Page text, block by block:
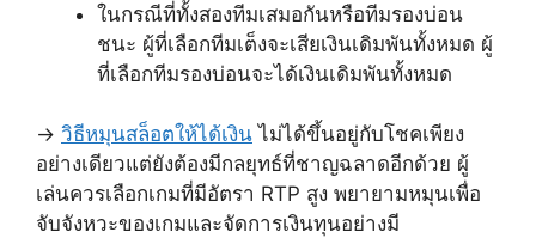
ในกรณีที่ทั้งสองทีมเสมอกันหรือทีมรองบ่อน
ชนะ ผู้ที่เลือกทีมเต็งจะเสียเงินเดิมพันทั้งหมด ผู้
ที่เลือกทีมรองบ่อนจะได้เงินเดิมพันทั้งหมด
-> วิธีหมุนสล็อตให้ได้เงิน ​​​​ไม่ได้ขึ้นอยู่กับโชคเพียง
อย่างเดียวแต่ยังต้องมีกลยุทธ์ที่ชาญฉลาดอีกด้วย ผู้
เล่นควรเลือกเกมที่มีอัตรา RTP สูง พยายามหมุนเพื่อ
จับจังหวะของเกมและจัดการเงินทุนอย่างมี